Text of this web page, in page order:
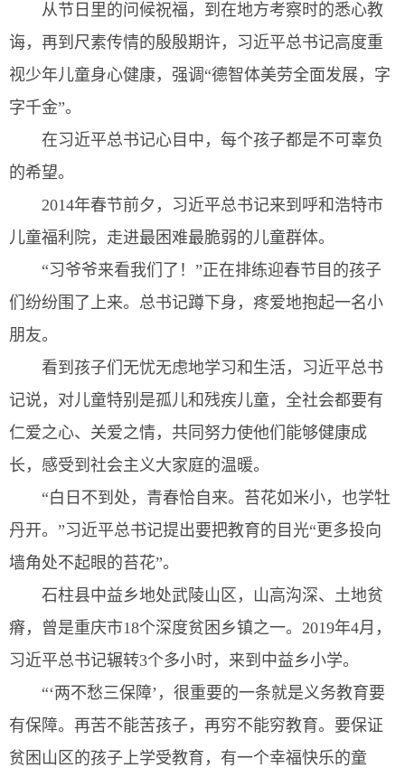
从节日里的问候祝福，到在地方考察时的悉心教
诲，再到尺素传情的殷殷期许，习近平总书记高度重
视少年儿童身心健康，强调“德智体美劳全面发展，字
字千金”。
在习近平总书记心目中，每个孩子都是不可辜负
的希望。
2014年春节前夕，习近平总书记来到呼和浩特市
儿童福利院，走进最困难最脆弱的儿童群体。
“习爷爷来看我们了！”正在排练迎春节目的孩子
们纷纷围了上来。总书记蹲下身，疼爱地抱起一名小
朋友。
看到孩子们无忧无虑地学习和生活，习近平总书
记说，对儿童特别是孤儿和残疾儿童，全社会都要有
仁爱之心、关爱之情，共同努力使他们能够健康成
长，感受到社会主义大家庭的温暖。
“白日不到处，青春恰自来。苔花如米小，也学牡
丹开。”习近平总书记提出要把教育的目光“更多投向
墙角处不起眼的苔花”。
石柱县中益乡地处武陵山区，山高沟深、土地贫
瘠，曾是重庆市18个深度贫困乡镇之一。2019年4月，
习近平总书记辗转3个多小时，来到中益乡小学。
“‘两不愁三保障’，很重要的一条就是义务教育要
有保障。再苦不能苦孩子，再穷不能穷教育。要保证
贫困山区的孩子上学受教育，有一个幸福快乐的童